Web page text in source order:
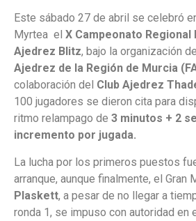
Este sábado 27 de abril se celebró
Myrtea el X Campeonato Regional
Ajedrez Blitz, bajo la organización
Ajedrez de la Región de Murcia
colaboración del Club Ajedrez
100 jugadores se dieron cita para
ritmo relampago de 3 minutos + 2
incremento por jugada.
La lucha por los primeros puestos
arranque, aunque finalmente, el Gran
Plaskett, a pesar de no llegar a
ronda 1, se impuso con autoridad en